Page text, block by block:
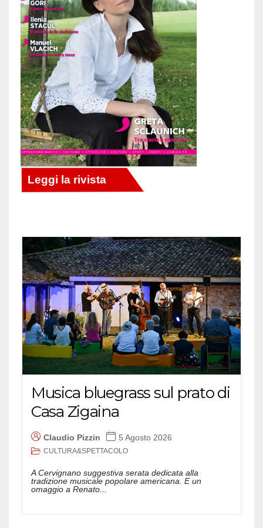
Musica bluegrass sul prato di
Casa Zigaina
Claudio Pizzin 5 Agosto 2026
CULTURA&SPETTACOLO
A Cervignano suggestiva serata dedicata alla
tradizione musicale popolare americana. E un
omaggio a Renato...